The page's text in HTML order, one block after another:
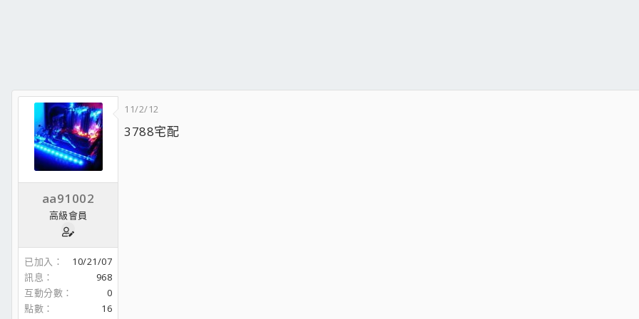
aa91002
高級會員
已加入
10/21/07
訊息
968
互動分數
0
點數
16
11/2/12
3788宅配